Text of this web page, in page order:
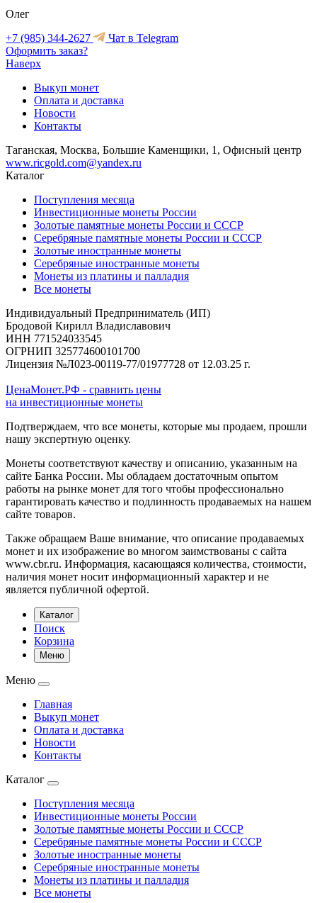
Олег
+7 (985) 344-2627
Чат в Telegram
Оформить заказ?
Наверх
Выкуп монет
Оплата и доставка
Новости
Контакты
Таганская, Москва, Большие Каменщики, 1, Офисный центр
www.ricgold.com@yandex.ru
Каталог
Поступления месяца
Инвестиционные монеты России
Золотые памятные монеты России и СССР
Серебряные памятные монеты России и СССР
Золотые иностранные монеты
Серебряные иностранные монеты
Монеты из платины и палладия
Все монеты
Индивидуальный Предприниматель (ИП)
Бродовой Кирилл Владиславович
ИНН 771524033545
ОГРНИП 325774600101700
Лицензия №Л023-00119-77/01977728 от 12.03.25 г.
ЦенаМонет.РФ - сравнить цены
на инвестиционные монеты
Подтверждаем, что все монеты, которые мы продаем, прошли
нашу экспертную оценку.
Монеты соответствуют качеству и описанию, указанным на
сайте Банка России. Мы обладаем достаточным опытом
работы на рынке монет для того чтобы профессионально
гарантировать качество и подлинность продаваемых на нашем
сайте товаров.
Также обращаем Ваше внимание, что описание продаваемых
монет и их изображение во многом заимствованы с сайта
www.cbr.ru. Информация, касающаяся количества, стоимости,
наличия монет носит информационный характер и не
является публичной офертой.
Каталог
Поиск
Корзина
Меню
Меню
Главная
Выкуп монет
Оплата и доставка
Новости
Контакты
Каталог
Поступления месяца
Инвестиционные монеты России
Золотые памятные монеты России и СССР
Серебряные памятные монеты России и СССР
Золотые иностранные монеты
Серебряные иностранные монеты
Монеты из платины и палладия
Все монеты